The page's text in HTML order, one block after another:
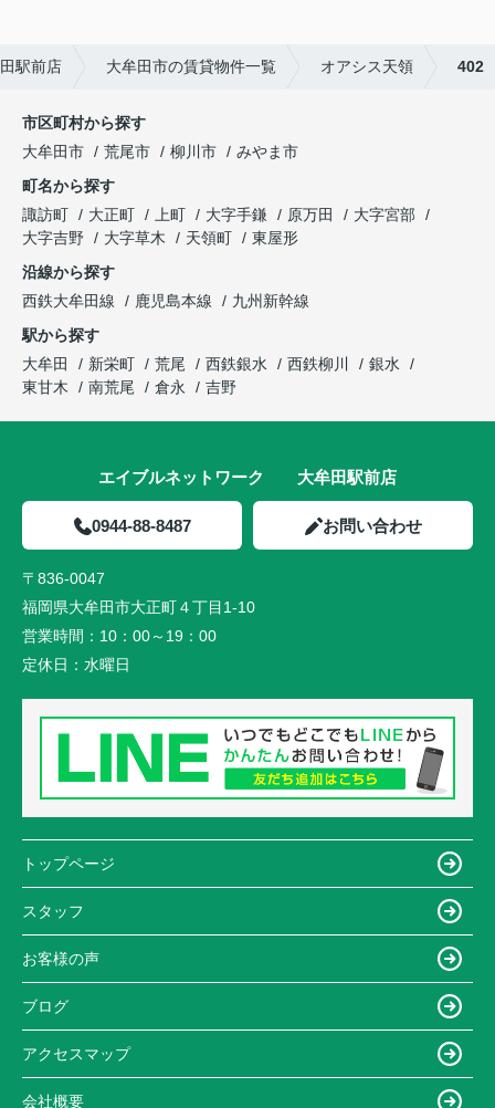
駅前店 大牟田市の賃貸物件一覧 オアシス天領 402
市区町村から探す
大牟田市
荒尾市 柳川市
みやま市
町名から探す
諏訪町
大正町 上町 大字手鎌 原万田
大字宮部
大字吉野
大字草木 天領町
東屋形
沿線から探す
西鉄大牟田線
鹿児島本線
九州新幹線
駅から探す
大牟田
新栄町 荒尾 西鉄銀水 西鉄柳川
銀水
東甘木
南荒尾 倉永 吉野
エイブルネットワーク 大牟田駅前店
0944-88-8487 お問い合わせ
〒836-0047
福岡県大牟田市大正町４丁目1-10
営業時間： 10：00～19：00
定休日： 水曜日
トップページ
スタッフ
お客様の声
ブログ
アクセスマップ
会社概要